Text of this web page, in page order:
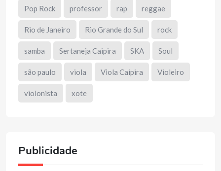
Pop Rock professor rap reggae
Rio de Janeiro Rio Grande do Sul rock
samba Sertaneja Caipira SKA Soul
são paulo viola Viola Caipira Violeiro
violonista xote
Publicidade